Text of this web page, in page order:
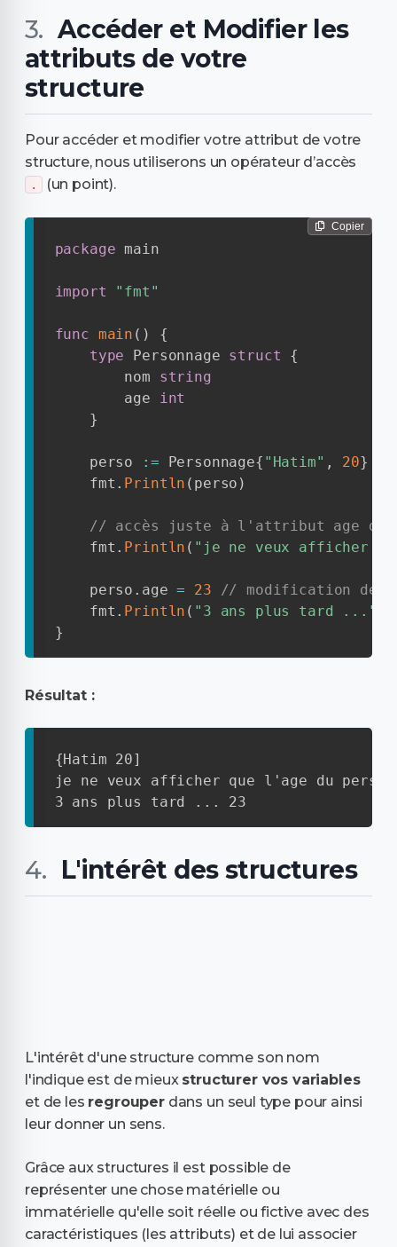
Accéder et Modifier les
attributs de votre
structure
Pour accéder et modifier votre attribut de votre
structure, nous utiliserons un opérateur d’accès
. (un point).
Copier
package main
import "fmt"
func main ( )
{
type Personnage struct
{
        nom
string
        age
int
}
    perso
:= Personnage{ "Hatim" , 20}
    fmt
. Println ( perso )
// accès juste à l'attribut age de
    fmt
. Println ( "je ne veux afficher
    perso
. age = 23
// modification de
    fmt
. Println ( "3 ans plus tard ..."
}
Résultat :
{Hatim 20]
je ne veux afficher que l'age du
3 ans plus tard ... 23
L'intérêt des structures
L'intérêt d'une structure comme son nom
l'indique est de mieux structurer vos variables
et de les regrouperdans un seul type pour ainsi
leur donner un sens.
Grâce aux structures il est possible de
représenter une chose matérielle ou
immatérielle qu'elle soit réelle ou fictive avec des
caractéristiques (les attributs) et de lui associer